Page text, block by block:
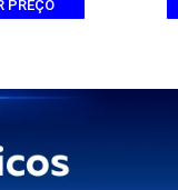
PREÇO